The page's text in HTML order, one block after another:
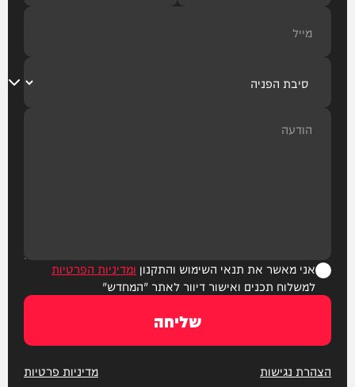
אני מאשר את תנאי השימוש והתקנון ומדיניות הפרטיות
למשלוח תכנים ואישור דיוור לאתר "המחדש"
שליחה
הצהרת נגישות מדיניות פרטיות